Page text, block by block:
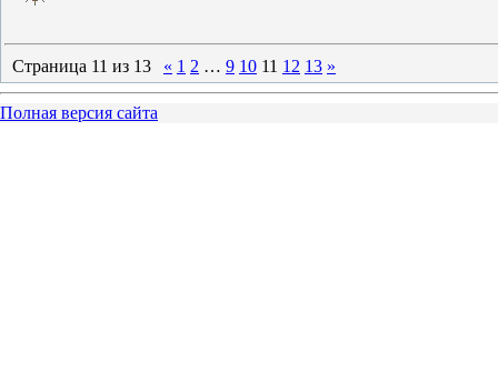
Страница 11 из 13 « 1 2 … 9 10 11 12 13 »
Полная версия сайта